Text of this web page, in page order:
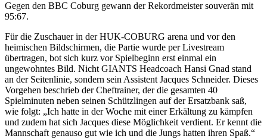
Gegen den BBC Coburg gewann der Rekordmeister souverän mit
95:67.
Für die Zuschauer in der HUK-COBURG arena und vor den
heimischen Bildschirmen, die Partie wurde per Livestream
übertragen, bot sich kurz vor Spielbeginn erst einmal ein
ungewohntes Bild. Nicht GIANTS Headcoach Hansi Gnad stand
an der Seitenlinie, sondern sein Assistent Jacques Schneider. Dieses
Vorgehen beschrieb der Cheftrainer, der die gesamten 40
Spielminuten neben seinen Schützlingen auf der Ersatzbank saß,
wie folgt: „Ich hatte in der Woche mit einer Erkältung zu kämpfen
und zudem hat sich Jacques diese Möglichkeit verdient. Er kennt die
Mannschaft genauso gut wie ich und die Jungs hatten ihren Spaß.“